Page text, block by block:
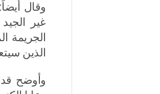
وقال
غير
الجريمة
الذين
وأوضح